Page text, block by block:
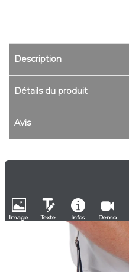
Description
Détails du produit
Avis
Image Texte Infos Demo